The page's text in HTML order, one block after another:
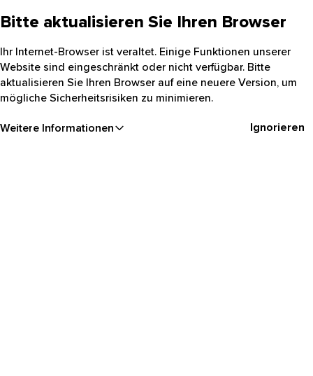
Bitte aktualisieren Sie Ihren Browser
Ihr Internet-Browser ist veraltet. Einige Funktionen unserer
Website sind eingeschränkt oder nicht verfügbar. Bitte
aktualisieren Sie Ihren Browser auf eine neuere Version, um
mögliche Sicherheitsrisiken zu minimieren.
Weitere Informationen Ignorieren